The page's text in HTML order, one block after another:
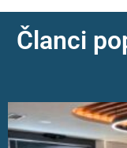
Članci